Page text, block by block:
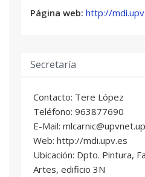
sector
ILUSTRACIÓN
Juan Jose Oller García
06 ILUSTRACIÓN EN
2,4 ECTS
Sergio Membrillas
sector
Página web: http://
Secretaría
Contacto: Tere López
Teléfono: 963877690
E-Mail:
Web: http://mdi.upv.es
Ubicación: Dpto. Pintura,
Artes, edificio 3N